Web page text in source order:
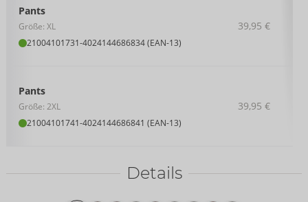
Pants
Größe: XL
21004101731-4024144686834 (EAN-13)
39,95 €
Pants
Größe: 2XL
21004101741-4024144686841 (EAN-13)
39,95 €
Details